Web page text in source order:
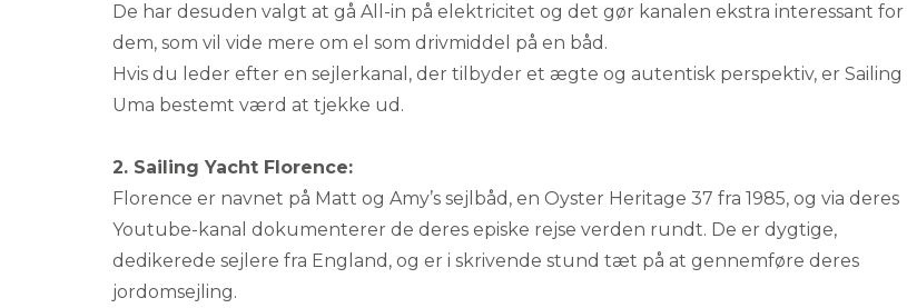
De har desuden valgt at gå All-in på elektricitet og det gør kanalen ekstra interessant for
dem, som vil vide mere om el som drivmiddel på en båd.
Hvis du leder efter en sejlerkanal, der tilbyder et ægte og autentisk perspektiv, er Sailing
Uma bestemt værd at tjekke ud.
2. Sailing Yacht Florence:
Florence er navnet på Matt og Amy’s sejlbåd, en Oyster Heritage 37 fra 1985, og via deres
Youtube-kanal dokumenterer de deres episke rejse verden rundt. De er dygtige,
dedikerede sejlere fra England, og er i skrivende stund tæt på at gennemføre deres
jordomsejling.